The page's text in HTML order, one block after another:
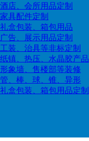
店、会所用品定制
具配件定制
盒包装、箱包用品
告、展示用品定制
装、治具等非标定制
镇、热压、水晶胶产品
象墙、售楼部等装修
、棒、球、锥、异形
盒包装、箱包用品定制